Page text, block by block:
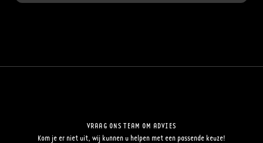
VRAAG ONS TEAM OM ADVIES
Kom je er niet uit, wij kunnen u helpen met een passende keuze!